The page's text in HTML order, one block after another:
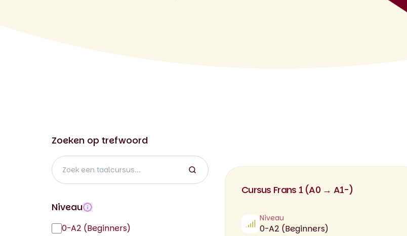
Zoeken op trefwoord
Niveau
0-A2 (Beginners)
Cursus Frans 1 (A0 → A1-)
Niveau
0-A2 (Beginners)